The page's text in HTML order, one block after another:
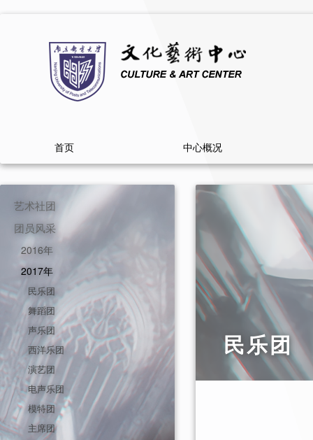
首页 中心概况
艺术社团
团员风采
2016年
2017年
民乐团
舞蹈团
声乐团
西洋乐团
演艺团
电声乐团
模特团
主席团
民乐团